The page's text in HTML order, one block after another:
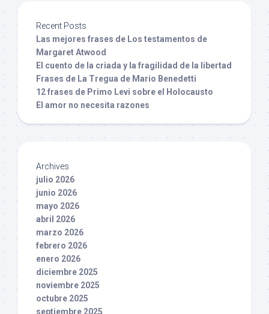
Recent Posts
Las mejores frases de Los testamentos de
Margaret Atwood
El cuento de la criada y la fragilidad de la libertad
Frases de La Tregua de Mario Benedetti
12 frases de Primo Levi sobre el Holocausto
El amor no necesita razones
Archives
julio 2026
junio 2026
mayo 2026
abril 2026
marzo 2026
febrero 2026
enero 2026
diciembre 2025
noviembre 2025
octubre 2025
septiembre 2025